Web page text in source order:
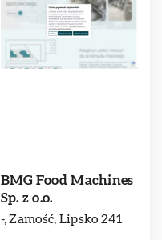
BMG Food Machines
Sp. z o.o.
-, Zamość, Lipsko 241